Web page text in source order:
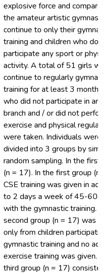
explosive force and
the amateur artistic
continue to only their
training and children who do
participate any sport or
activity. A total of 51 girls
continue to regularly
training for at least 3 months
who did not participate in
branch and / or did not
exercise and physical
were taken. Individuals were
divided into 3 groups by
random sampling. In the first
(n = 17). In the first group (n
CSE training was given in
to 2 days a week of 45-60
with the gymnastic training.
second group (n = 17) was
only from children
gymnastic training and no
exercise training was given.
third group (n = 17)